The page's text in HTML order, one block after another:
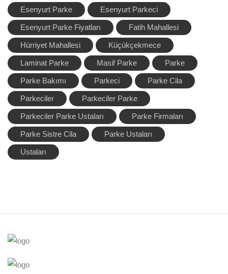
Esenyurt Parke Esenyurt Parkeci
Esenyurt Parke Fiyatları Fatih Mahallesi
Hürriyet Mahallesi Küçükçekmece
Laminat Parke Masif Parke Parke
Parke Bakımı Parkeci Parke Cila
Parkeciler Parkeciler Parke
Parkeciler Parke Ustaları Parke Firmaları
Parke Sistre Cila Parke Ustaları
Ustaları